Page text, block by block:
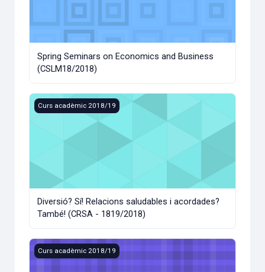
Spring Seminars on Economics and Business
(CSLM18/2018)
Diversió? Sí! Relacions saludables i acordades? També!
Curs acadèmic 2018/19
Diversió? Sí! Relacions saludables i acordades?
També! (CRSA - 1819/2018)
Curs Moodle ICE (CMOODLEICE - 1819/2018)
Curs acadèmic 2018/19